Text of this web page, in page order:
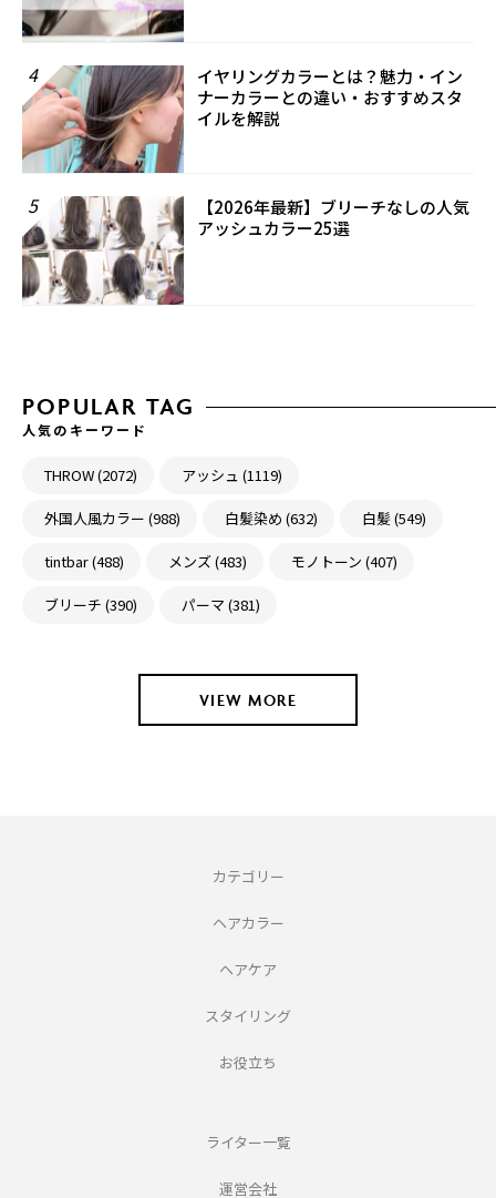
4
イヤリングカラーとは？魅力・イン
ナーカラーとの違い・おすすめスタ
イルを解説
5
【2026年最新】ブリーチなしの人気
アッシュカラー25選
POPULAR TAG
人気のキーワード
THROW (2072) アッシュ (1119)
外国人風カラー (988) 白髪染め (632) 白髪 (549)
tintbar (488) メンズ (483) モノトーン (407)
ブリーチ (390) パーマ (381)
VIEW MORE
カテゴリー
ヘアカラー
ヘアケア
スタイリング
お役立ち
ライター一覧
運営会社